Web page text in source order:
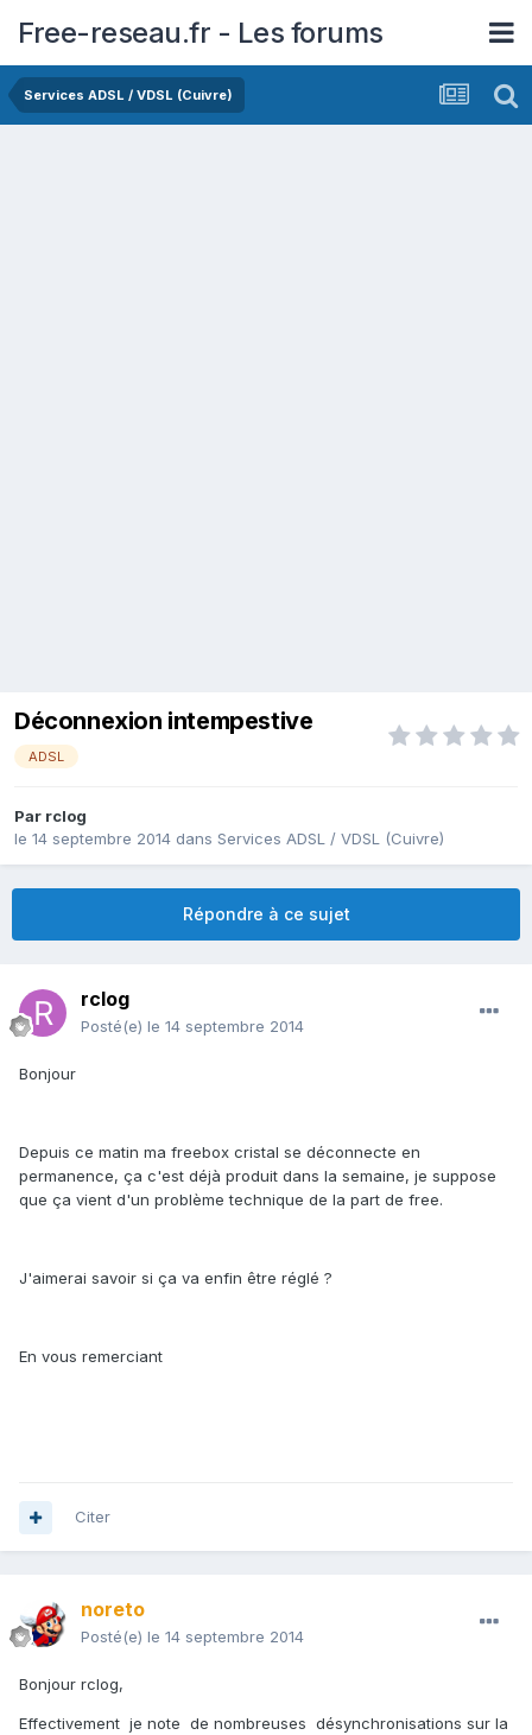
Free-reseau.fr - Les forums
Services ADSL / VDSL (Cuivre)
Déconnexion intempestive
ADSL
Par rclog
le 14 septembre 2014 dans Services ADSL / VDSL (Cuivre)
Répondre à ce sujet
rclog
Posté(e) le 14 septembre 2014
Bonjour
Depuis ce matin ma freebox cristal se déconnecte en
permanence, ça c'est déjà produit dans la semaine, je suppose
que ça vient d'un problème technique de la part de free.
J'aimerai savoir si ça va enfin être réglé ?
En vous remerciant
Citer
noreto
Posté(e) le 14 septembre 2014
Bonjour rclog,
Effectivement je note de nombreuses désynchronisations sur la